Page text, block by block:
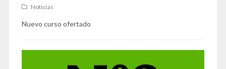
Noticias
Nuevo curso ofertado